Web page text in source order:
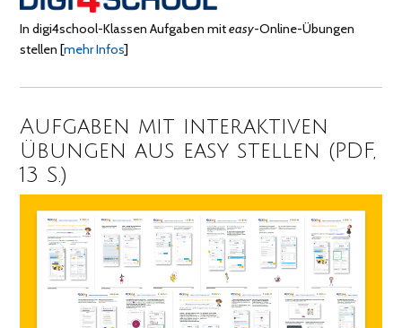
In digi4school-Klassen Aufgaben miteasy-Online-Übungen
stellen[mehr Infos]
Aufgaben mit interaktiven
Übungen aus easy stellen (PDF,
13 S.)